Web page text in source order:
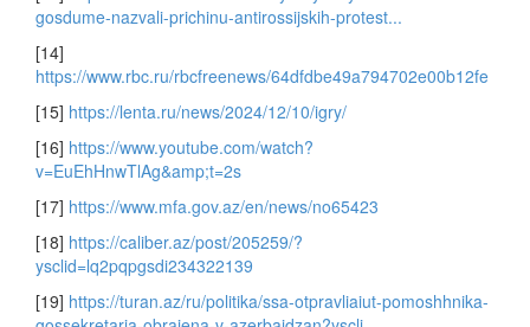
gosdume-nazvali-prichinu-antirossijskih-protest...
[14]
https://www.rbc.ru/rbcfreenews/64dfdbe49a794702e00b12fe
[15] https://lenta.ru/news/2024/12/10/igry/
[16] https://www.youtube.com/watch?
v=EuEhHnwTlAg&amp;t=2s
[17] https://www.mfa.gov.az/en/news/no65423
[18] https://caliber.az/post/205259/?
ysclid=lq2pqpgsdi234322139
[19] https://turan.az/ru/politika/ssa-otpravliaiut-pomoshhnika-